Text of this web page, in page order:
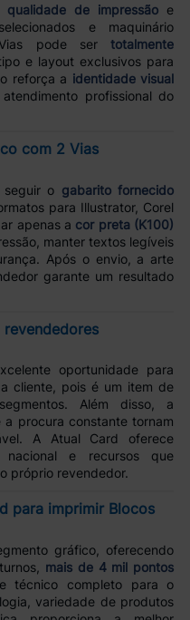
qualidade de impressão e
e maquinário
pode sertotalmente
e layout exclusivos para
reforça a identidade visual
profissional do
com 2 Vias
o gabarito fornecido
para Illustrator, Corel
apenas a cor preta (K100)
manter textos legíveis
Após o envio, a arte
garante um resultado
revendedores
oportunidade para
cliente, pois é um item de
Além disso, a
a procura constante tornam
A Atual Card oferece
e recursos que
próprio revendedor.
para imprimir Blocos
gráfico, oferecendo
mais de 4 mil pontos
técnico completo para o
variedade de produtos